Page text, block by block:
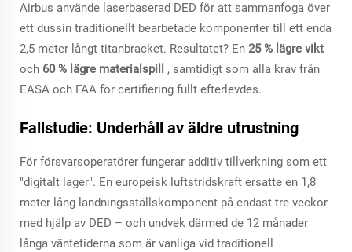
Airbus använde laserbaserad DED för att sammanfoga över
ett dussin traditionellt bearbetade komponenter till ett enda
2,5 meter långt titanbracket. Resultatet? En 25 % lägre vikt
och 60 % lägre materialspill , samtidigt som alla krav från
EASA och FAA för certifiering fullt efterlevdes.
Fallstudie: Underhåll av äldre utrustning
För försvarsoperatörer fungerar additiv tillverkning som ett
"digitalt lager". En europeisk luftstridskraft ersatte en 1,8
meter lång landningsställskomponent på endast tre veckor
med hjälp av DED – och undvek därmed de 12 månader
långa väntetiderna som är vanliga vid traditionell